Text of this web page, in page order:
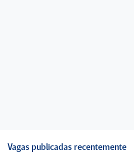
Vagas publicadas recentemente